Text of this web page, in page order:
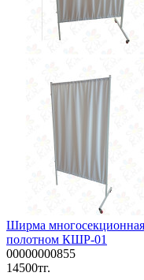
Ширма
полотном КШР-01
00000000855
14500тг.